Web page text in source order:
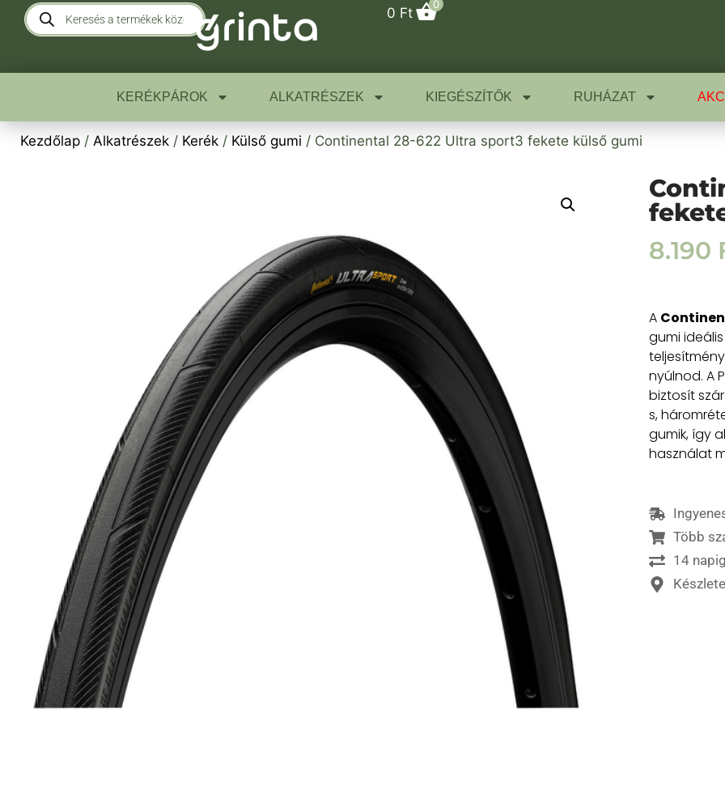
0 Ft
0
KERÉKPÁROK ALKATRÉSZEK KIEGÉSZÍTŐK RUHÁZAT
Kezdőlap / Alkatrészek / Kerék / Külső gumi / Continental 28-622 Ultra sport3 fekete külső gumi
8.190
A
gumi
nyúlnod. A
biztosít
s,
gumik, így
használat
Több
14